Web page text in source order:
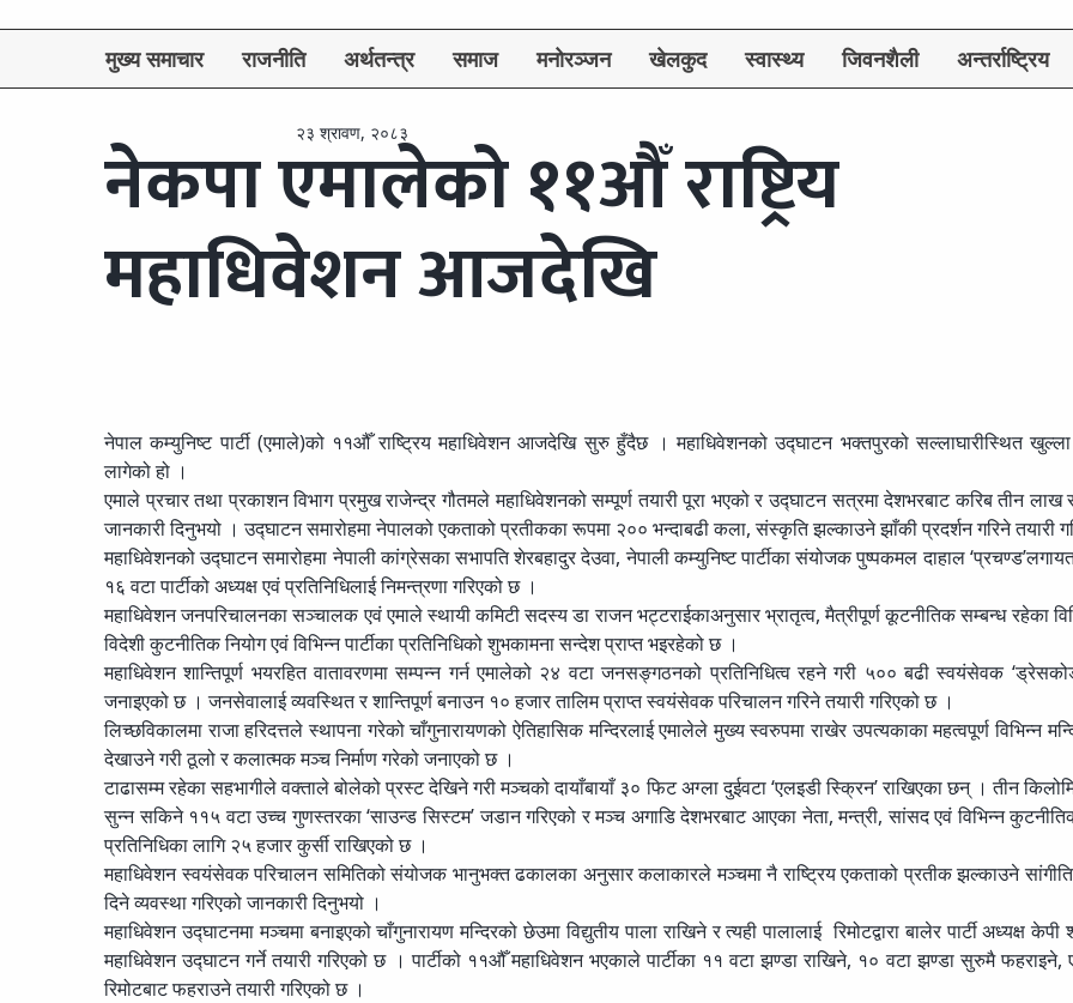
२३ श्रावण, २०८३
मुख्य समाचार राजनीति अर्थतन्त्र समाज मनोरञ्जन खेलकुद स्वास्थ्य जिवनशैली अन्तर्राष्ट्रिय
नेकपा एमालेको ११औँ राष्ट्रिय
महाधिवेशन आजदेखि
नेपाल कम्युनिष्ट पार्टी (एमाले)को ११औँ राष्ट्रिय महाधिवेशन आजदेखि सुरु हुँदैछ । महाधिवेशनको उद्घाटन भक्तपुरको सल्लाघारीस्थित
लागेको हो ।
एमाले प्रचार तथा प्रकाशन विभाग प्रमुख राजेन्द्र गौतमले महाधिवेशनको सम्पूर्ण तयारी पूरा भएको र उद्घाटन सत्रमा देशभरबाट करिब तीन लाख
जानकारी दिनुभयो । उद्घाटन समारोहमा नेपालको एकताको प्रतीकका रूपमा २०० भन्दाबढी कला, संस्कृति झल्काउने झाँकी प्रदर्शन गरिने तयारी
महाधिवेशनको उद्घाटन समारोहमा नेपाली कांग्रेसका सभापति शेरबहादुर देउवा, नेपाली कम्युनिष्ट पार्टीका संयोजक पुष्पकमल दाहाल
१६ वटा पार्टीको अध्यक्ष एवं प्रतिनिधिलाई निमन्त्रणा गरिएको छ ।
महाधिवेशन जनपरिचालनका सञ्चालक एवं एमाले स्थायी कमिटी सदस्य डा राजन भट्टराईकाअनुसार भ्रातृत्व, मैत्रीपूर्ण कूटनीतिक सम्बन्ध रहेका
विदेशी कुटनीतिक नियोग एवं विभिन्न पार्टीका प्रतिनिधिको शुभकामना सन्देश प्राप्त भइरहेको छ ।
महाधिवेशन शान्तिपूर्ण भयरहित वातावरणमा सम्पन्न गर्न एमालेको २४ वटा जनसङ्गठनको प्रतिनिधित्व रहने गरी ५०० बढी स्वयंसेवक
जनाइएको छ । जनसेवालाई व्यवस्थित र शान्तिपूर्ण बनाउन १० हजार तालिम प्राप्त स्वयंसेवक परिचालन गरिने तयारी गरिएको छ ।
लिच्छविकालमा राजा हरिदत्तले स्थापना गरेको चाँगुनारायणको ऐतिहासिक मन्दिरलाई एमालेले मुख्य स्वरुपमा राखेर उपत्यकाका महत्वपूर्ण विभिन्न
देखाउने गरी ठूलो र कलात्मक मञ्च निर्माण गरेको जनाएको छ ।
टाढासम्म रहेका सहभागीले वक्ताले बोलेको प्रस्ट देखिने गरी मञ्चको दायाँबायाँ ३० फिट अग्ला दुईवटा ‘एलइडी स्क्रिन’ राखिएका छन् । तीन
सुन्न सकिने ११५ वटा उच्च गुणस्तरका ‘साउन्ड सिस्टम’ जडान गरिएको र मञ्च अगाडि देशभरबाट आएका नेता, मन्त्री, सांसद एवं विभिन्न
प्रतिनिधिका लागि २५ हजार कुर्सी राखिएको छ ।
महाधिवेशन स्वयंसेवक परिचालन समितिको संयोजक भानुभक्त ढकालका अनुसार कलाकारले मञ्चमा नै राष्ट्रिय एकताको प्रतीक झल्काउने
दिने व्यवस्था गरिएको जानकारी दिनुभयो ।
महाधिवेशन उद्घाटनमा मञ्चमा बनाइएको चाँगुनारायण मन्दिरको छेउमा विद्युतीय पाला राखिने र त्यही पालालाई रिमोटद्वारा बालेर पार्टी अध्यक्ष
महाधिवेशन उद्घाटन गर्ने तयारी गरिएको छ । पार्टीको ११औँ महाधिवेशन भएकाले पार्टीका ११ वटा झण्डा राखिने, १० वटा झण्डा सुरुमै फहराइने,
रिमोटबाट फहराउने तयारी गरिएको छ ।